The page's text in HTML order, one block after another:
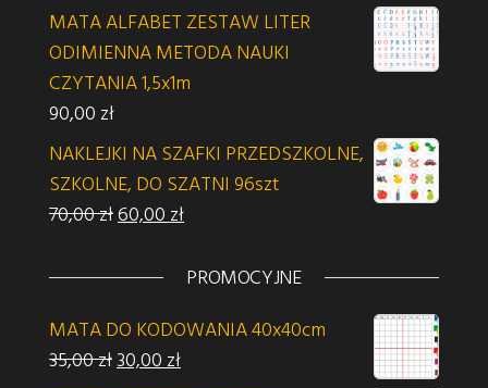
MATA ALFABET ZESTAW LITER
ODIMIENNA METODA NAUKI
CZYTANIA 1,5x1m
90,00 zł
NAKLEJKI NA SZAFKI PRZEDSZKOLNE,
SZKOLNE, DO SZATNI 96szt
70,00złPierwotna cena wynosiła: 70,00 zł.
60,00 złAktualna cena wynosi: 60,00 zł.
PROMOCYJNE
MATA DO KODOWANIA 40x40cm
35,00złPierwotna cena wynosiła: 35,00 zł.
30,00 złAktualna cena wynosi: 30,00 zł.